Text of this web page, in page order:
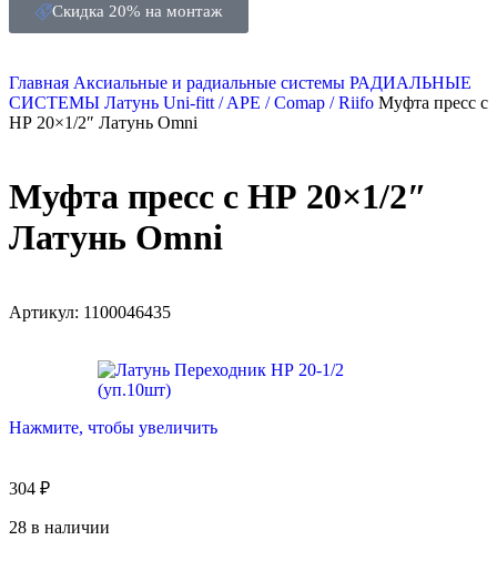
Скидка 20% на монтаж
Главная Аксиальные и радиальные системы РАДИАЛЬНЫЕ
СИСТЕМЫ Латунь Uni-fitt / APE / Comap / Riifo Муфта пресс с
НР 20×1/2″ Латунь Omni
Муфта пресс с НР 20×1/2″
Латунь Omni
Артикул: 1100046435
Нажмите, чтобы увеличить
304 ₽
28 в наличии